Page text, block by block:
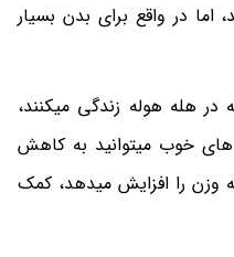
اما در واقع برای بدن بسیار
در هله هوله زندگی میکنند،
های خوب میتوانید به کاهش
وزن را افزایش میدهد، کمک